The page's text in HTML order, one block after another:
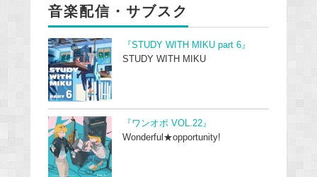
音楽配信・サブスク
『STUDY WITH MIKU part 6』
STUDY WITH MIKU
『ワンオポ VOL.22』
Wonderful★opportunity!